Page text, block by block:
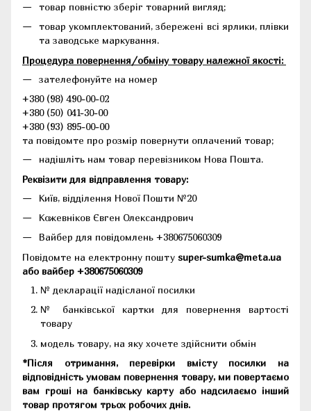
товар повністю зберіг товарний вигляд;
товар укомплектований, збережені всі ярлики, плівки
та заводське маркування.
Процедура повернення/обміну товару належної якості:
зателефонуйте на номер
+380 (98) 490-00-02
+380 (50) 041-30-00
+380 (93) 895-00-00
та повідомте про розмір повернути оплачений товар;
надішліть нам товар перевізником Нова Пошта.
Реквізити для відправлення товару:
Київ, відділення Нової Пошти №20
Кожевніков Євген Олександрович
Вайбер для повідомлень +380675060309
Повідомте на електронну пошту super-sumka@meta.ua
або вайбер +380675060309
№ декларації надісланої посилки
№ банківської картки для повернення вартості
товару
модель товару, на яку хочете здійснити обмін
*Після отримання, перевірки вмісту посилки на
відповідність умовам повернення товару, ми повертаємо
вам гроші на банківську карту або надсилаємо інший
товар протягом трьох робочих днів.